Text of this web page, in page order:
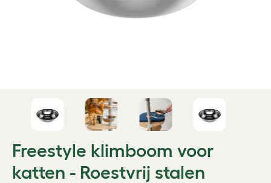
Freestyle klimboom voor
katten - Roestvrij stalen